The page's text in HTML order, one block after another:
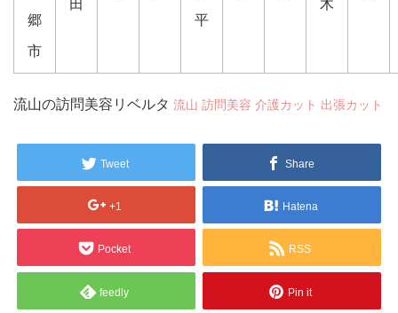
郷
市
田
平
木
流山の訪問美容リベルタ 流山 訪問美容 介護カット 出張カット
Tweet Share
+1 Hatena
Pocket RSS
feedly Pin it